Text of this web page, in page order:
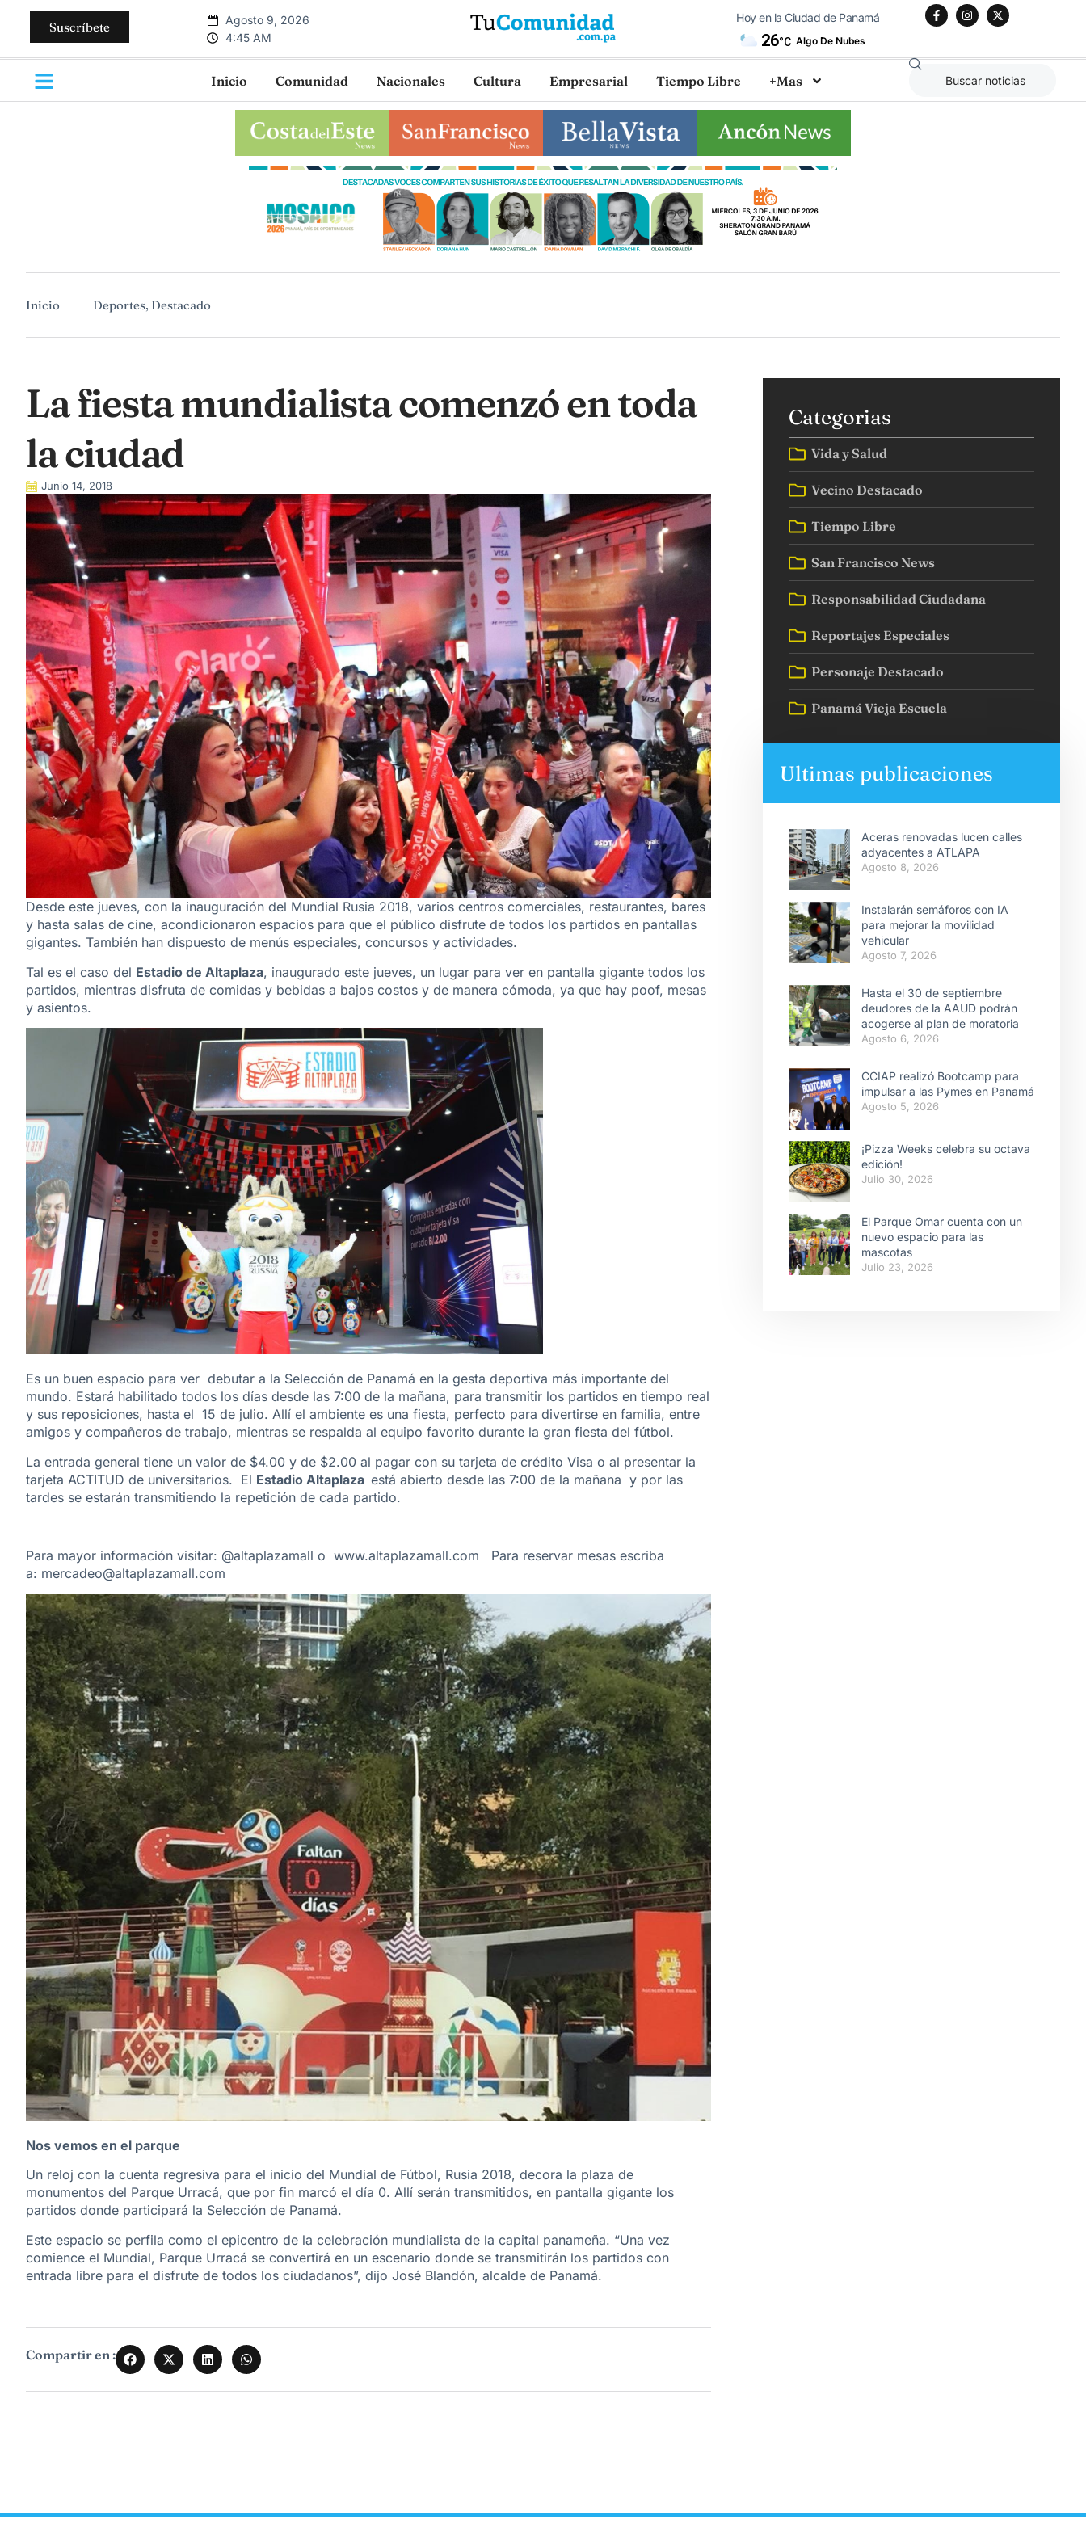
Suscríbete
Agosto 9, 2026
4:45 AM
Hoy en la Ciudad de Panamá
26°C Algo De Nubes
Inicio Comunidad Nacionales Cultura Empresarial Tiempo Libre +Mas
Inicio Deportes, Destacado
La fiesta mundialista comenzó en toda
la ciudad
Junio 14, 2018
Desde este jueves, con la inauguración del Mundial Rusia 2018, varios centros comerciales, restaurantes, bares
y hasta salas de cine, acondicionaron espacios para que el público disfrute de todos los partidos en pantallas
gigantes. También han dispuesto de menús especiales, concursos y actividades.
Tal es el caso del Estadio de Altaplaza, inaugurado este jueves, un lugar para ver en pantalla gigante todos los
partidos, mientras disfruta de comidas y bebidas a bajos costos y de manera cómoda, ya que hay poof, mesas
y asientos.
Es un buen espacio para ver debutar a la Selección de Panamá en la gesta deportiva más importante del
mundo. Estará habilitado todos los días desde las 7:00 de la mañana, para transmitir los partidos en tiempo real
y sus reposiciones, hasta el 15 de julio. Allí el ambiente es una fiesta, perfecto para divertirse en familia, entre
amigos y compañeros de trabajo, mientras se respalda al equipo favorito durante la gran fiesta del fútbol.
La entrada general tiene un valor de $4.00 y de $2.00 al pagar con su tarjeta de crédito Visa o al presentar la
tarjeta ACTITUD de universitarios. El Estadio Altaplaza está abierto desde las 7:00 de la mañana y por las
tardes se estarán transmitiendo la repetición de cada partido.
Para mayor información visitar: @altaplazamall o www.altaplazamall.com Para reservar mesas escriba
a: mercadeo@altaplazamall.com
Nos vemos en el parque
Un reloj con la cuenta regresiva para el inicio del Mundial de Fútbol, Rusia 2018, decora la plaza de
monumentos del Parque Urracá, que por fin marcó el día 0. Allí serán transmitidos, en pantalla gigante los
partidos donde participará la Selección de Panamá.
Este espacio se perfila como el epicentro de la celebración mundialista de la capital panameña. “Una vez
comience el Mundial, Parque Urracá se convertirá en un escenario donde se transmitirán los partidos con
entrada libre para el disfrute de todos los ciudadanos”, dijo José Blandón, alcalde de Panamá.
Compartir en :
Categorias
Vida y Salud
Vecino Destacado
Tiempo Libre
San Francisco News
Responsabilidad Ciudadana
Reportajes Especiales
Personaje Destacado
Panamá Vieja Escuela
Ultimas publicaciones
Aceras renovadas lucen calles
adyacentes a ATLAPA
Agosto 8, 2026
Instalarán semáforos con IA
para mejorar la movilidad
vehicular
Agosto 7, 2026
Hasta el 30 de septiembre
deudores de la AAUD podrán
acogerse al plan de moratoria
Agosto 6, 2026
CCIAP realizó Bootcamp para
impulsar a las Pymes en Panamá
Agosto 5, 2026
¡Pizza Weeks celebra su octava
edición!
Julio 30, 2026
El Parque Omar cuenta con un
nuevo espacio para las
mascotas
Julio 23, 2026